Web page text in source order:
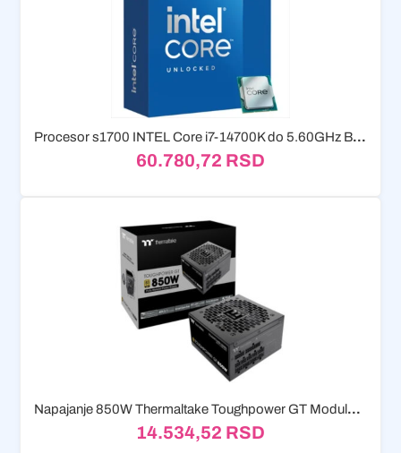
Procesor s1700 INTEL Core i7-14700K do 5.60GHz Box
60.780,72 RSD
Napajanje 850W Thermaltake Toughpower GT Modular, 80+Gold/ATX3.1/PS-TPT-0850FNFA
14.534,52 RSD